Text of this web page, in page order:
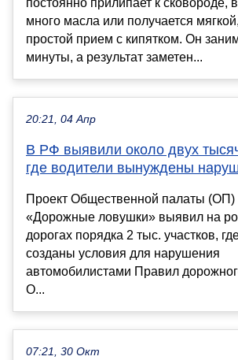
постоянно прилипает к сковороде,
много масла или получается
простой прием с кипятком. Он
минуты, а результат заметен...
20:21, 04 Апр
В РФ выявили около двух
где водители вынуждены
Проект Общественной палаты
«Дорожные ловушки» выявил на
дорогах порядка 2 тыс. участков,
созданы условия для нарушения
автомобилистами Правил
О...
07:21, 30 Окт